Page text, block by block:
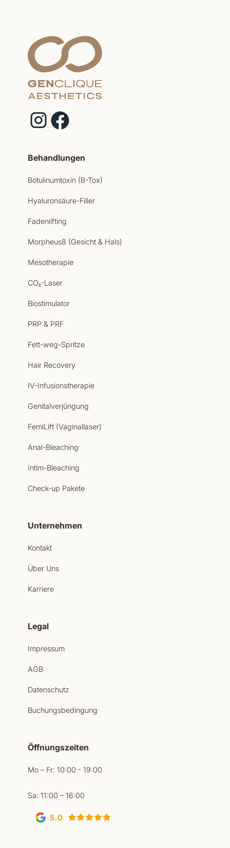
Behandlungen
Botulinumtoxin (B-Tox)
Hyaluronsäure-Filler
Fadenlifting
Morpheus8 (Gesicht & Hals)
Mesotherapie
CO₂-Laser
Biostimulator
PRP & PRF
Fett-weg-Spritze
Hair Recovery
IV-Infusionstherapie
Genitalverjüngung
FemiLift (Vaginallaser)
Anal-Bleaching
Intim-Bleaching
Check-up Pakete
Unternehmen
Kontakt
Über Uns
Karriere
Legal
Impressum
AGB
Datenschutz
Buchungsbedingung
Öffnungszeiten
Mo – Fr: 10:00 - 19:00
Sa: 11:00 – 16:00